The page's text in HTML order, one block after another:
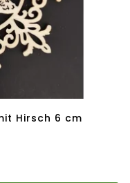
Hirsch 6 cm